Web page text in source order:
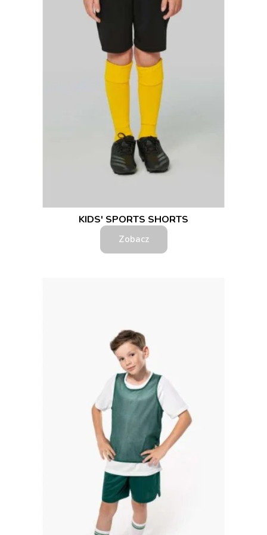
KIDS' SPORTS SHORTS
Zobacz